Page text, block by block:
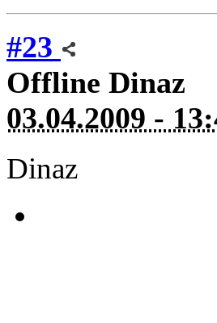
#23
Offline Dinaz
03.04.2009 -
Dinaz